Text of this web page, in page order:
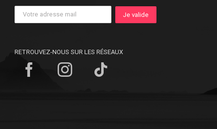
RETROUVEZ-NOUS SUR LES RÉSEAUX